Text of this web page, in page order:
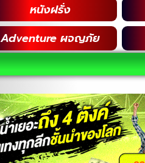
หนังฝรั่ง
Adventure ผจญภัย